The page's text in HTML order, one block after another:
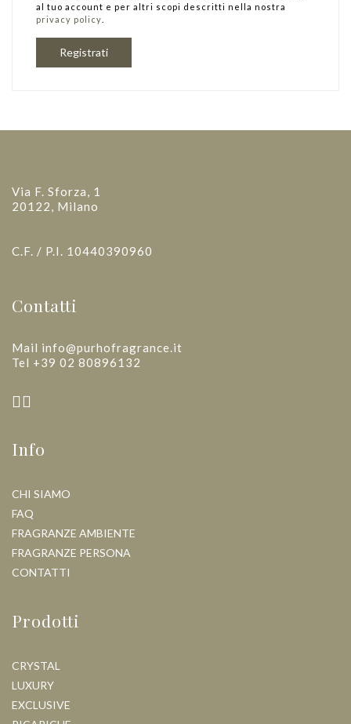
al tuo account e per altri scopi descritti nella nostra
privacy policy
Registrati
Via F. Sforza, 1
20122, Milano
C.F. / P.I. 10440390960
Contatti
Mail info@purhofragrance.it
Tel +39 02 80896132
Info
CHI SIAMO
FAQ
FRAGRANZE AMBIENTE
FRAGRANZE PERSONA
CONTATTI
Prodotti
CRYSTAL
LUXURY
EXCLUSIVE